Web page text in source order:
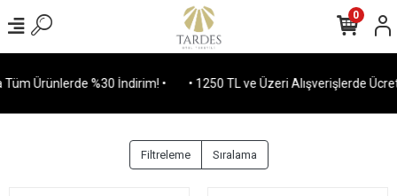
Ürünlerde %30 İndirim! • • 1250 TL ve Üzeri Alışverişlerde
0
Filtreleme Sıralama